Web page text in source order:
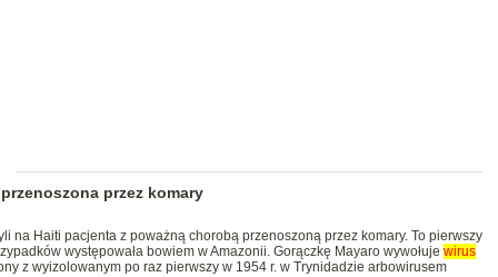
przez komary
na Haiti pacjenta z poważną chorobą przenoszoną przez komary. To pierwszy
występowała bowiem w Amazonii. Gorączkę Mayaro wywołuje wirus
z wyizolowanym po raz pierwszy w 1954 r. w Trynidadzie arbowirusem